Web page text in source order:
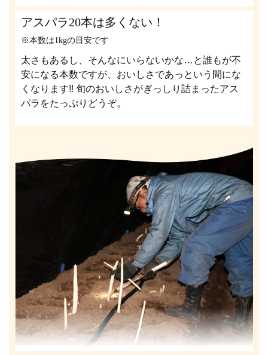
アスパラ20本は多くない！
※本数は1kgの目安です
太さもあるし、そんなにいらないかな…と誰もが不
安になる本数ですが、おいしさであっという間にな
くなります!! 旬のおいしさがぎっしり詰まったアス
パラをたっぷりどうぞ。